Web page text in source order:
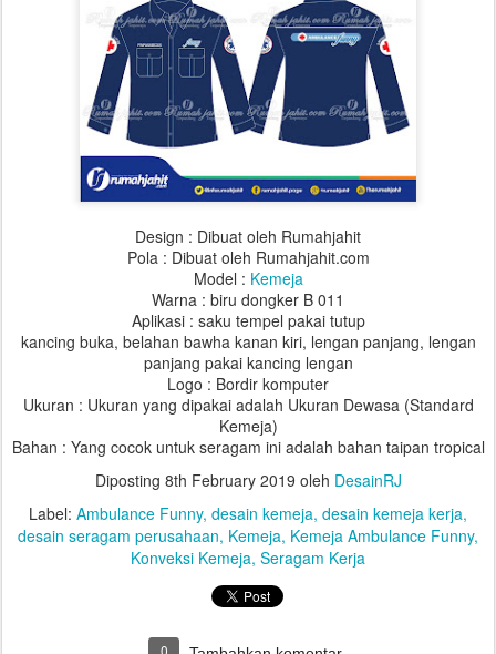
Design : Dibuat oleh Rumahjahit
Pola : Dibuat oleh Rumahjahit.com
Model : Kemeja
Warna : biru dongker B 011
Aplikasi : saku tempel pakai tutup
kancing buka, belahan bawha kanan kiri, lengan panjang, lengan
panjang pakai kancing lengan
Logo : Bordir komputer
Ukuran : Ukuran yang dipakai adalah Ukuran Dewasa (Standard
Kemeja)
Bahan : Yang cocok untuk seragam ini adalah bahan taipan tropical
Diposting 8th February 2019 oleh DesainRJ
Label: Ambulance Funny desain kemeja desain kemeja kerja
desain seragam perusahaan Kemeja Kemeja Ambulance Funny
Konveksi Kemeja Seragam Kerja
0